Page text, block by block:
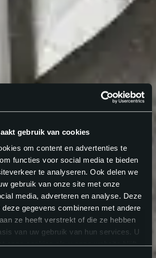
gebruik van cookies
om content en advertenties te
functies voor social media te bieden
te analyseren. Ook delen we
gebruik van onze site met onze
media, adverteren en analyse. Deze
deze gegevens combineren met andere
ze heeft verstrekt of die ze hebben
van uw gebruik van hun services. U
onze cookies als u onze website blijft